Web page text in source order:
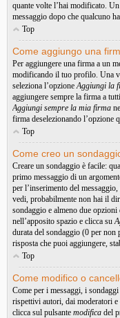
quante volte l’hai modificato.
messaggio dopo che qualcuno
Top
Come aggiungo una
Per aggiungere una firma a un
modificando il tuo profilo. Una
seleziona l’opzioneAggiungi la
aggiungere sempre la firma a
Aggiungi sempre la mia firma
firma deselezionando l’opzione
Top
Come creo un
Creare un sondaggio è facile:
primo messaggio di un
per l’inserimento del
vedi, probabilmente non hai il
sondaggio e almeno due
nell’apposito spazio e clicca su
durata del sondaggio (0 per
risposta che puoi aggiungere,
Top
Come modifico o
Come per i messaggi, i
rispettivi autori, dai moderatori
clicca sul pulsante modifica del